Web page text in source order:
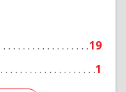
19
1